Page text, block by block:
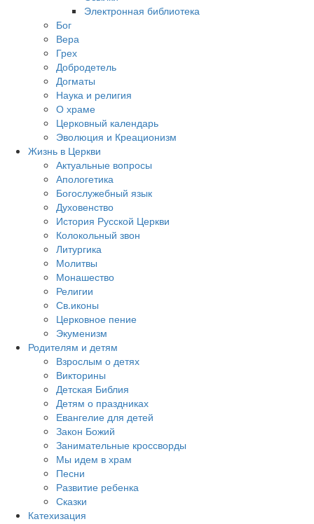
Электронная библиотека
Бог
Вера
Грех
Добродетель
Догматы
Наука и религия
О храме
Церковный календарь
Эволюция и Креационизм
Жизнь в Церкви
Актуальные вопросы
Апологетика
Богослужебный язык
Духовенство
История Русской Церкви
Колокольный звон
Литургика
Молитвы
Монашество
Религии
Св.иконы
Церковное пение
Экуменизм
Родителям и детям
Взрослым о детях
Викторины
Детская Библия
Детям о праздниках
Евангелие для детей
Закон Божий
Занимательные кроссворды
Мы идем в храм
Песни
Развитие ребенка
Сказки
Катехизация